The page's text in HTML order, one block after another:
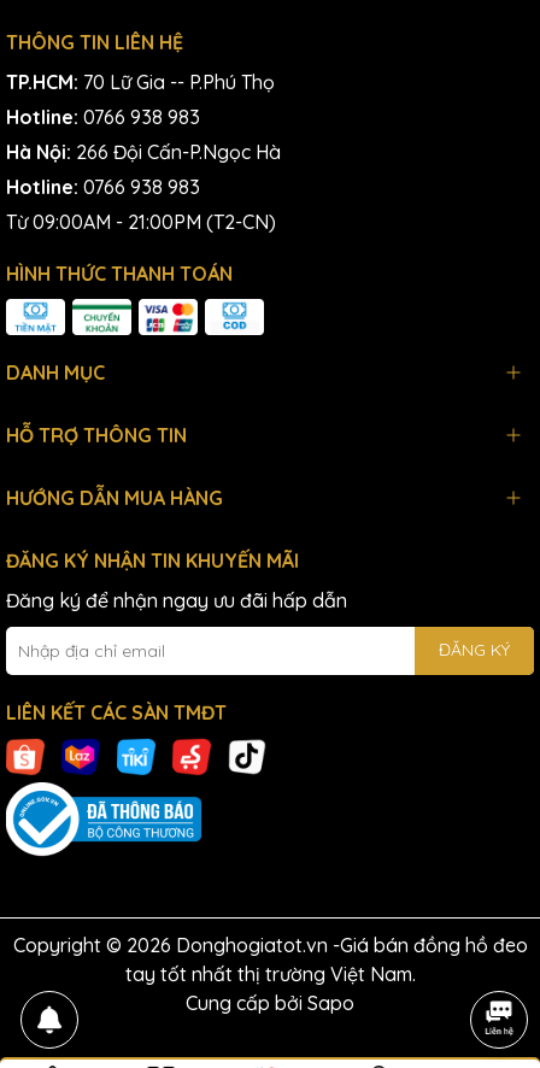
THÔNG TIN LIÊN HỆ
TP.HCM: 70 Lữ Gia -- P.Phú Thọ
Hotline: 0766 938 983
Hà Nội: 266 Đội Cấn-P.Ngọc Hà
Hotline: 0766 938 983
Từ 09:00AM - 21:00PM (T2-CN)
HÌNH THỨC THANH TOÁN
DANH MỤC
HỖ TRỢ THÔNG TIN
HƯỚNG DẪN MUA HÀNG
ĐĂNG KÝ NHẬN TIN KHUYẾN MÃI
Đăng ký để nhận ngay ưu đãi hấp dẫn
ĐĂNG KÝ
LIÊN KẾT CÁC SÀN TMĐT
Copyright © 2026 Donghogiatot.vn -Giá bán đồng hồ đeo
tay tốt nhất thị trường Việt Nam.
Cung cấp bởi Sapo